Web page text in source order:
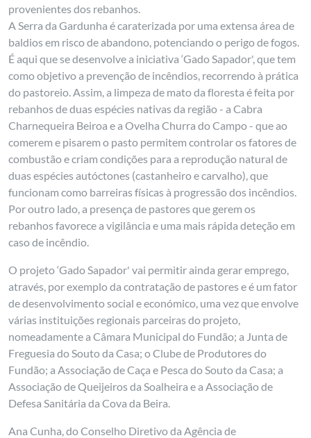
provenientes dos rebanhos.
A Serra da Gardunha é caraterizada por uma extensa área de
baldios em risco de abandono, potenciando o perigo de fogos.
É aqui que se desenvolve a iniciativa ‘Gado Sapador', que tem
como objetivo a prevenção de incêndios, recorrendo à prática
do pastoreio. Assim, a limpeza de mato da floresta é feita por
rebanhos de duas espécies nativas da região - a Cabra
Charnequeira Beiroa e a Ovelha Churra do Campo - que ao
comerem e pisarem o pasto permitem controlar os fatores de
combustão e criam condições para a reprodução natural de
duas espécies autóctones (castanheiro e carvalho), que
funcionam como barreiras físicas à progressão dos incêndios.
Por outro lado, a presença de pastores que gerem os
rebanhos favorece a vigilância e uma mais rápida deteção em
caso de incêndio.
O projeto ‘Gado Sapador' vai permitir ainda gerar emprego,
através, por exemplo da contratação de pastores e é um fator
de desenvolvimento social e económico, uma vez que envolve
várias instituições regionais parceiras do projeto,
nomeadamente a Câmara Municipal do Fundão; a Junta de
Freguesia do Souto da Casa; o Clube de Produtores do
Fundão; a Associação de Caça e Pesca do Souto da Casa; a
Associação de Queijeiros da Soalheira e a Associação de
Defesa Sanitária da Cova da Beira.
Ana Cunha, do Conselho Diretivo da Agência de